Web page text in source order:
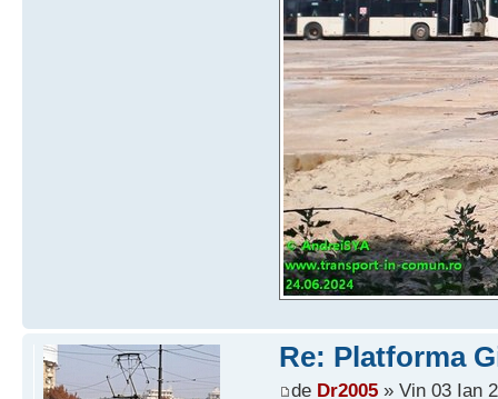
Re: Platforma
de Dr2005» Vin 03 Ian